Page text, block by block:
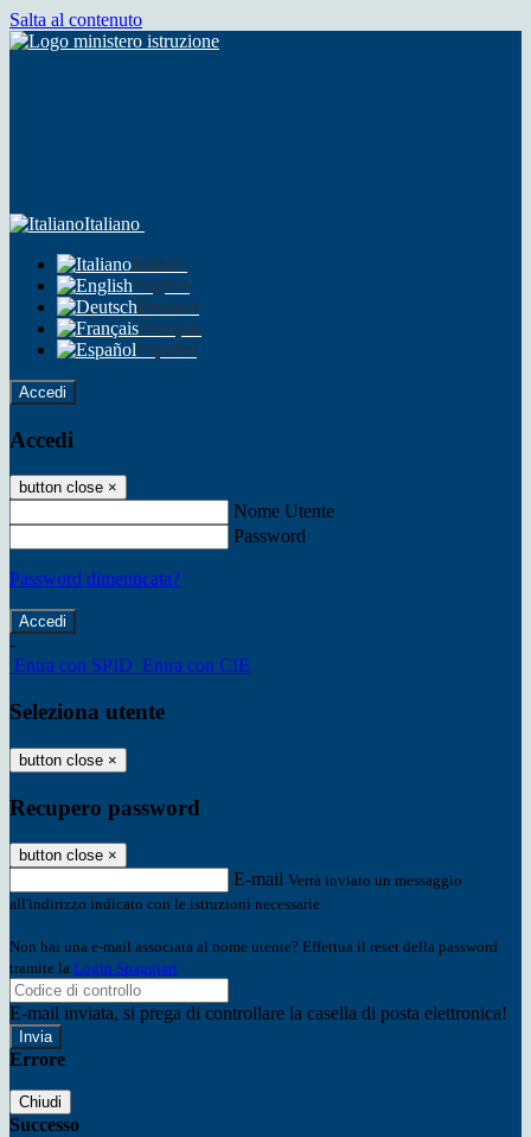
Salta al contenuto
Italiano
Italiano
English
Deutsch
Français
Español
Accedi
Accedi
button close ×
Nome Utente
Password
Password dimenticata?
-
Entra con SPID Entra con CIE
Seleziona utente
button close ×
Recupero password
button close ×
E-mail Verrà inviato un messaggio
all'indirizzo indicato con le istruzioni necessarie.
Non hai una e-mail associata al nome utente? Effettua il reset della password
tramite la Login Spaggiari
E-mail inviata, si prega di controllare la casella di posta elettronica!
Errore
Chiudi
Successo